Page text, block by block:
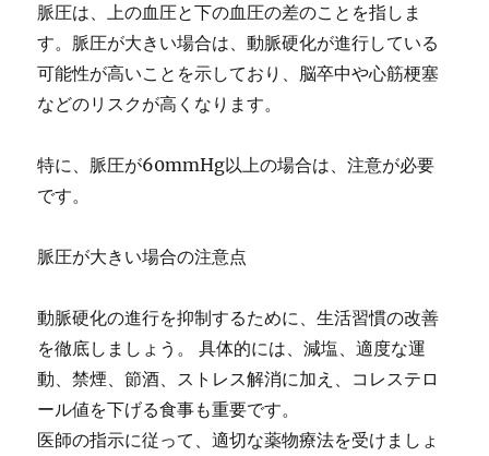
脈圧は、上の血圧と下の血圧の差のことを指しま
す。脈圧が大きい場合は、動脈硬化が進行している
可能性が高いことを示しており、脳卒中や心筋梗塞
などのリスクが高くなります。
特に、脈圧が60mmHg以上の場合は、注意が必要
です。
脈圧が大きい場合の注意点
動脈硬化の進行を抑制するために、生活習慣の改善
を徹底しましょう。 具体的には、減塩、適度な運
動、禁煙、節酒、ストレス解消に加え、コレステロ
ール値を下げる食事も重要です。
医師の指示に従って、適切な薬物療法を受けましょ